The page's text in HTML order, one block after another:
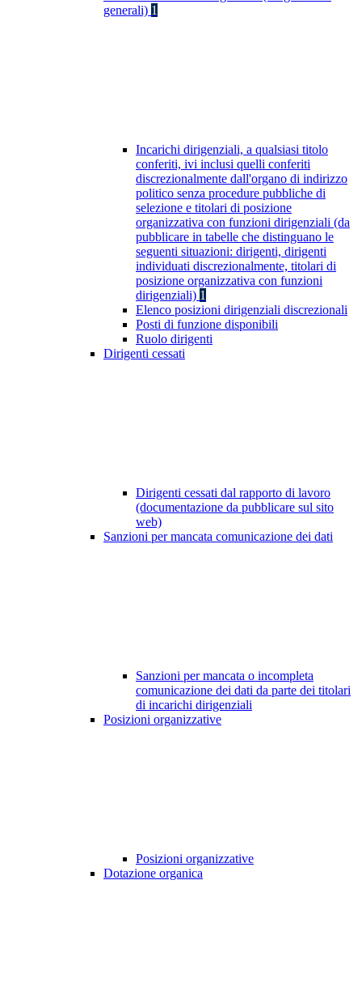
generali) 1
Incarichi dirigenziali, a qualsiasi titolo
conferiti, ivi inclusi quelli conferiti
discrezionalmente dall'organo di indirizzo
politico senza procedure pubbliche di
selezione e titolari di posizione
organizzativa con funzioni dirigenziali (da
pubblicare in tabelle che distinguano le
seguenti situazioni: dirigenti, dirigenti
individuati discrezionalmente, titolari di
posizione organizzativa con funzioni
dirigenziali) 1
Elenco posizioni dirigenziali discrezionali
Posti di funzione disponibili
Ruolo dirigenti
Dirigenti cessati
Dirigenti cessati dal rapporto di lavoro
(documentazione da pubblicare sul sito
web)
Sanzioni per mancata comunicazione dei dati
Sanzioni per mancata o incompleta
comunicazione dei dati da parte dei titolari
di incarichi dirigenziali
Posizioni organizzative
Posizioni organizzative
Dotazione organica